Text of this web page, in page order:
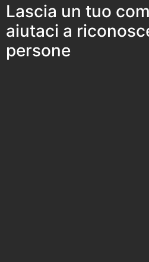
Lascia un tuo
aiutaci a
persone